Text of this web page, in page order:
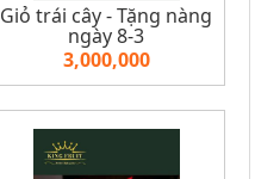
Giỏ trái cây - Tặng nàng
ngày 8-3
3,000,000